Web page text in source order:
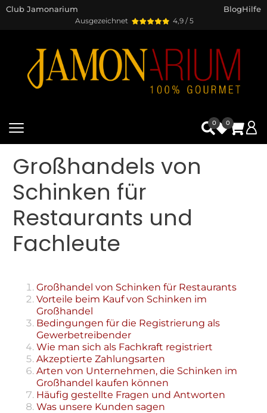
Ausgezeichnet 4,9 / 5
Club Jamonarium BlogHilfe
0 0
Großhandels von
Schinken für
Restaurants und
Fachleute
Großhandel von Schinken für Restaurants
Vorteile beim Kauf von Schinken im
Großhandel
Bedingungen für die Registrierung als
Gewerbetreibender
Wie man sich als Fachkraft registriert
Akzeptierte Zahlungsarten
Arten von Unternehmen, die Schinken im
Großhandel kaufen können
Häufig gestellte Fragen und Antworten
Was unsere Kunden sagen